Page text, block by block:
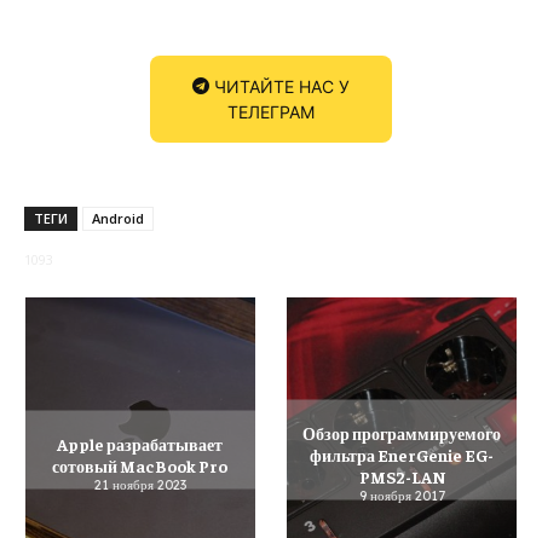
ЧИТАЙТЕ НАС У
ТЕЛЕГРАМ
ТЕГИ Android
Apple разрабатывает
сотовый MacBook Pro
21 ноября 2023
Обзор программируемого
фильтра EnerGenie EG-
PMS2-LAN
9 ноября 2017